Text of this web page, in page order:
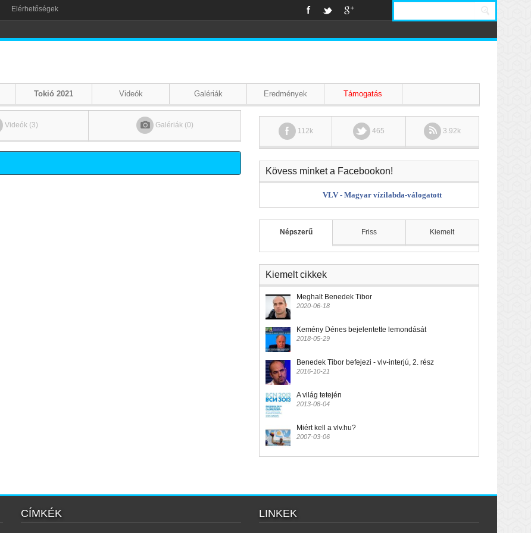
Elérhetőségek
Tokió 2021 Videók Galériák Eredmények Támogatás
Videók (3) Galériák (0)
112k 465 3.92k
Kövess minket a Facebookon!
VLV - Magyar vízilabda-válogatott
Népszerű Friss Kiemelt
Kiemelt cikkek
Meghalt Benedek Tibor
2020-06-18
Kemény Dénes bejelentette lemondását
2018-05-29
Benedek Tibor befejezi - vlv-interjú, 2. rész
2016-10-21
A világ tetején
2013-08-04
Miért kell a vlv.hu?
2007-03-06
CÍMKÉK LINKEK